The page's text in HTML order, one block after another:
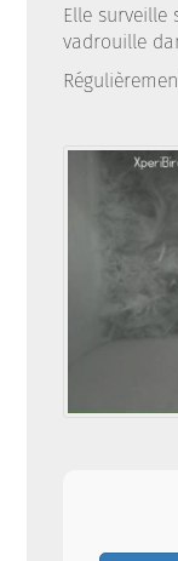
Elle
vadrouille